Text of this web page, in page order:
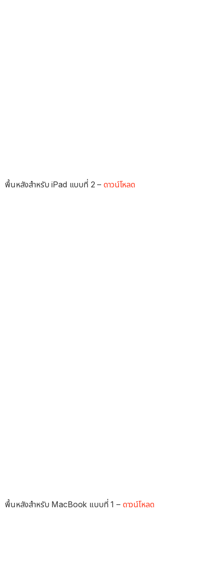
พื้นหลังสำหรับ iPad แบบที่ 2 –ดาวน์โหลด
พื้นหลังสำหรับ MacBook แบบที่ 1 – ดาวน์โหลด